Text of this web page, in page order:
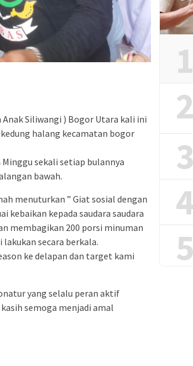
Siliwangi ) Bogor Utara kali ini
halang kecamatan bogor
sekali setiap bulannya
bawah.
menuturkan ” Giat sosial dengan
kebaikan kepada saudara saudara
membagikan 200 porsi minuman
secara berkala.
ke delapan dan target kami
yang selalu peran aktif
semoga menjadi amal
1
2
3
4
5